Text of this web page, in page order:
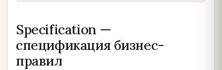
Specification —
спецификация бизнес-
правил